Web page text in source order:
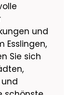
und
Esslingen,
Sie sich